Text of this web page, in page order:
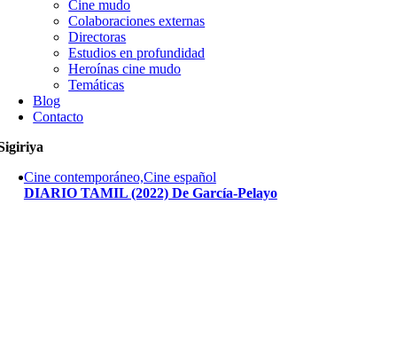
Cine mudo
Colaboraciones externas
Directoras
Estudios en profundidad
Heroínas cine mudo
Temáticas
Blog
Contacto
Cine contemporáneo,Cine español
DIARIO TAMIL (2022) De García-Pelayo